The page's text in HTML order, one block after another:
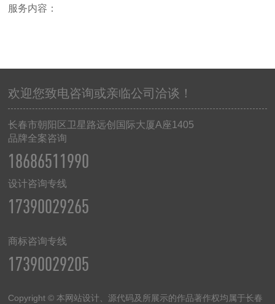
服务内容：
欢迎您致电咨询或亲临公司洽谈！
长春市朝阳区卫星路远创国际大厦A座1405
品牌全案咨询
18686511990
设计咨询专线
17390029265
商标咨询专线
17390029205
Copyright © 本网站设计、源代码及所展示的作品著作权均属于长春